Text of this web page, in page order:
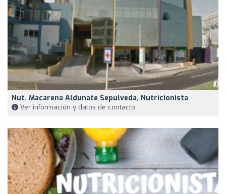
Nut. Macarena Aldunate Sepulveda, Nutricionista
Ver información y datos de contacto